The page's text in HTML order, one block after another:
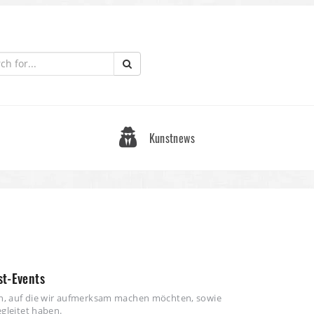
Kunstnews
Events
auf die wir aufmerksam machen möchten, sowie
haben.